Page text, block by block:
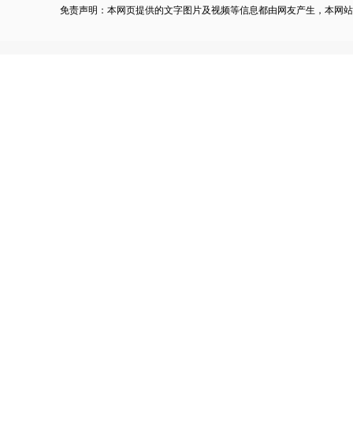
免责声明：本网页提供的文字图片及视频等信息都由网友产生，本网